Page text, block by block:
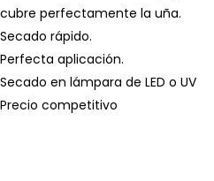
cubre perfectamente la uña.
Secado rápido.
Perfecta aplicación.
Secado en lámpara de LED o UV
Precio competitivo